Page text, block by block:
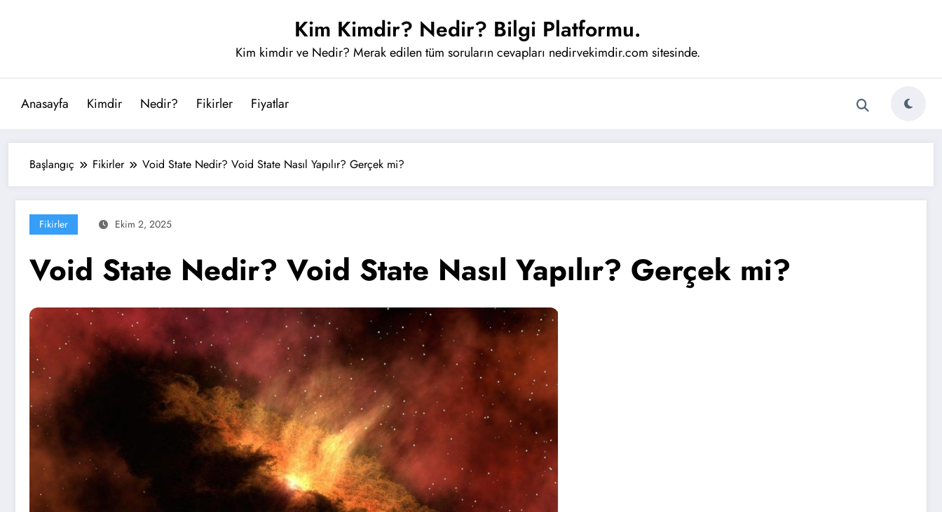
Kim Kimdir? Nedir? Bilgi Platformu.
Kim kimdir ve Nedir? Merak edilen tüm soruların cevapları nedirvekimdir.com sitesinde.
Anasayfa Kimdir Nedir? Fikirler Fiyatlar
Başlangıç Fikirler Void State Nedir? Void State Nasıl Yapılır? Gerçek mi?
Fikirler Ekim 2, 2025
Void State Nedir? Void State Nasıl Yapılır? Gerçek mi?